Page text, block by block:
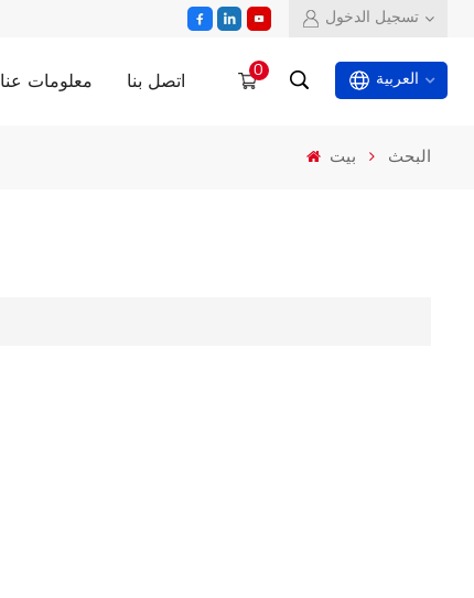
تسجيل الدخول
معلومات عنا اتصل بنا 0
العربية
بيت البحث